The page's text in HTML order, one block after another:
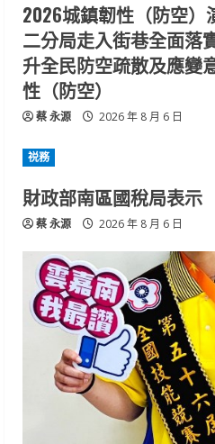
2026城鎮韌性（防空）
二分局走入街巷全面落
升全民防空疏散及應變
性（防空）
蔡 永源 2026 年 8 月 6 日
祱務
財政部南區國稅局表示
蔡 永源 2026 年 8 月 6 日